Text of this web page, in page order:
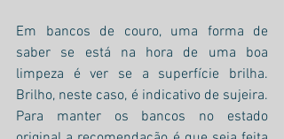
Em bancos de couro, uma forma de
saber se está na hora de uma boa
limpeza é ver se a superfície brilha.
Brilho, neste caso, é indicativo de sujeira.
Para manter os bancos no estado